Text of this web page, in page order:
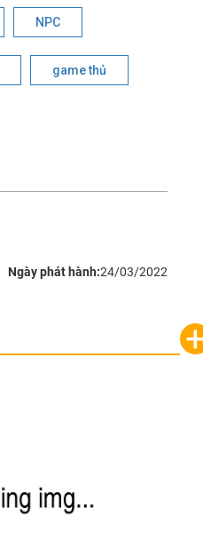
NPC
game thủ
Ngày phát hành:24/03/2022